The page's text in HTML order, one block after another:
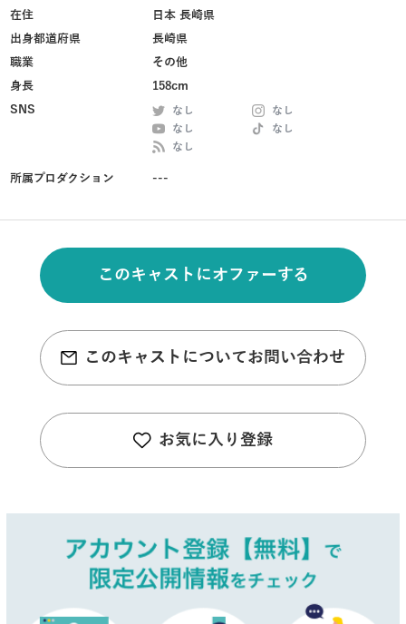
在住
日本 長崎県
出身都道府県
長崎県
職業
その他
身長
158cm
SNS
なし
なし
なし
なし
なし
所属プロダクション ---
このキャストにオファーする
このキャストについてお問い合わせ
お気に入り登録